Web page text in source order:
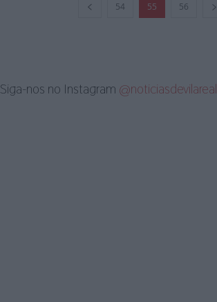
54 55 56
Siga-nos no Instagram @noticiasdevilareal